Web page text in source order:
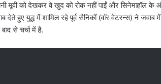
मूवी को देखकर वे खुद को रोक नहीं पाईं और सिनेमाहॉल
देते हुए युद्ध में शामिल रहे पूर्व सैनिकों (वॉर वेटरन्स) ने जवाब
से चर्चा में है.